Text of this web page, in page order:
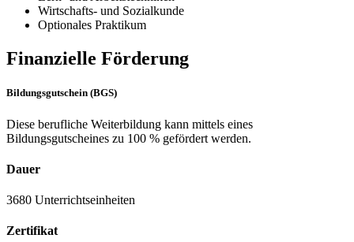
Wirtschafts- und Sozialkunde
Optionales Praktikum
Finanzielle Förderung
Bildungsgutschein (BGS)
Diese berufliche Weiterbildung kann mittels eines
Bildungsgutscheines zu 100 % gefördert werden.
Dauer
3680 Unterrichtseinheiten
Zertifikat